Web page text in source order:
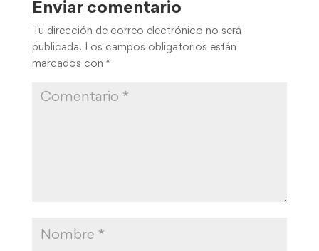
Enviar comentario
Tu dirección de correo electrónico no será
publicada. Los campos obligatorios están
marcados con *